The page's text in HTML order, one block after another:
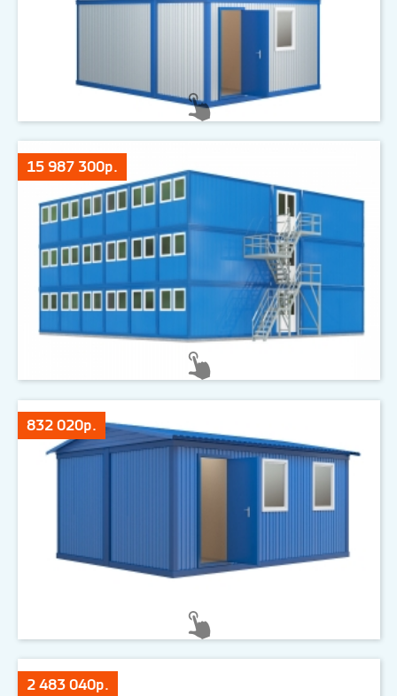
15 987 300р.
832 020р.
2 483 040р.